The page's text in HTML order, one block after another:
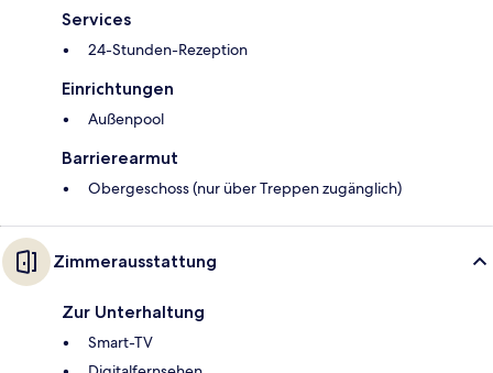
Services
24-Stunden-Rezeption
Einrichtungen
Außenpool
Barrierearmut
Obergeschoss (nur über Treppen zugänglich)
Zimmerausstattung
Zur Unterhaltung
Smart-TV